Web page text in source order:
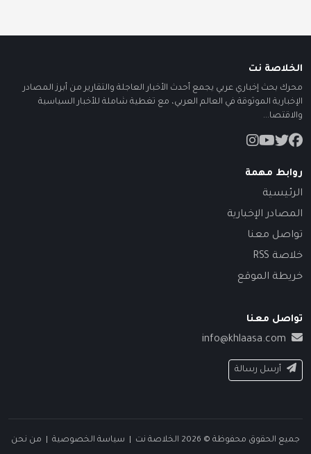
الخلاصة نت
محرك بحث إخباري عربي يجمع أحدث الأخبار العاجلة والتقارير من أبرز المصادر
الإخبارية الموثوقة في العالم العربي، مع تغطية شاملة للأخبار السياسية
والاقتصا...
روابط مهمة
الرئيسية
المصادر الإخبارية
تواصل معنا
خلاصة RSS
خريطة الموقع
تواصل معنا
info@khlaasa.com
أرسل رسالة
جميع الحقوق محفوظة © 2026 الخلاصة نت | سياسة الخصوصية من نحن